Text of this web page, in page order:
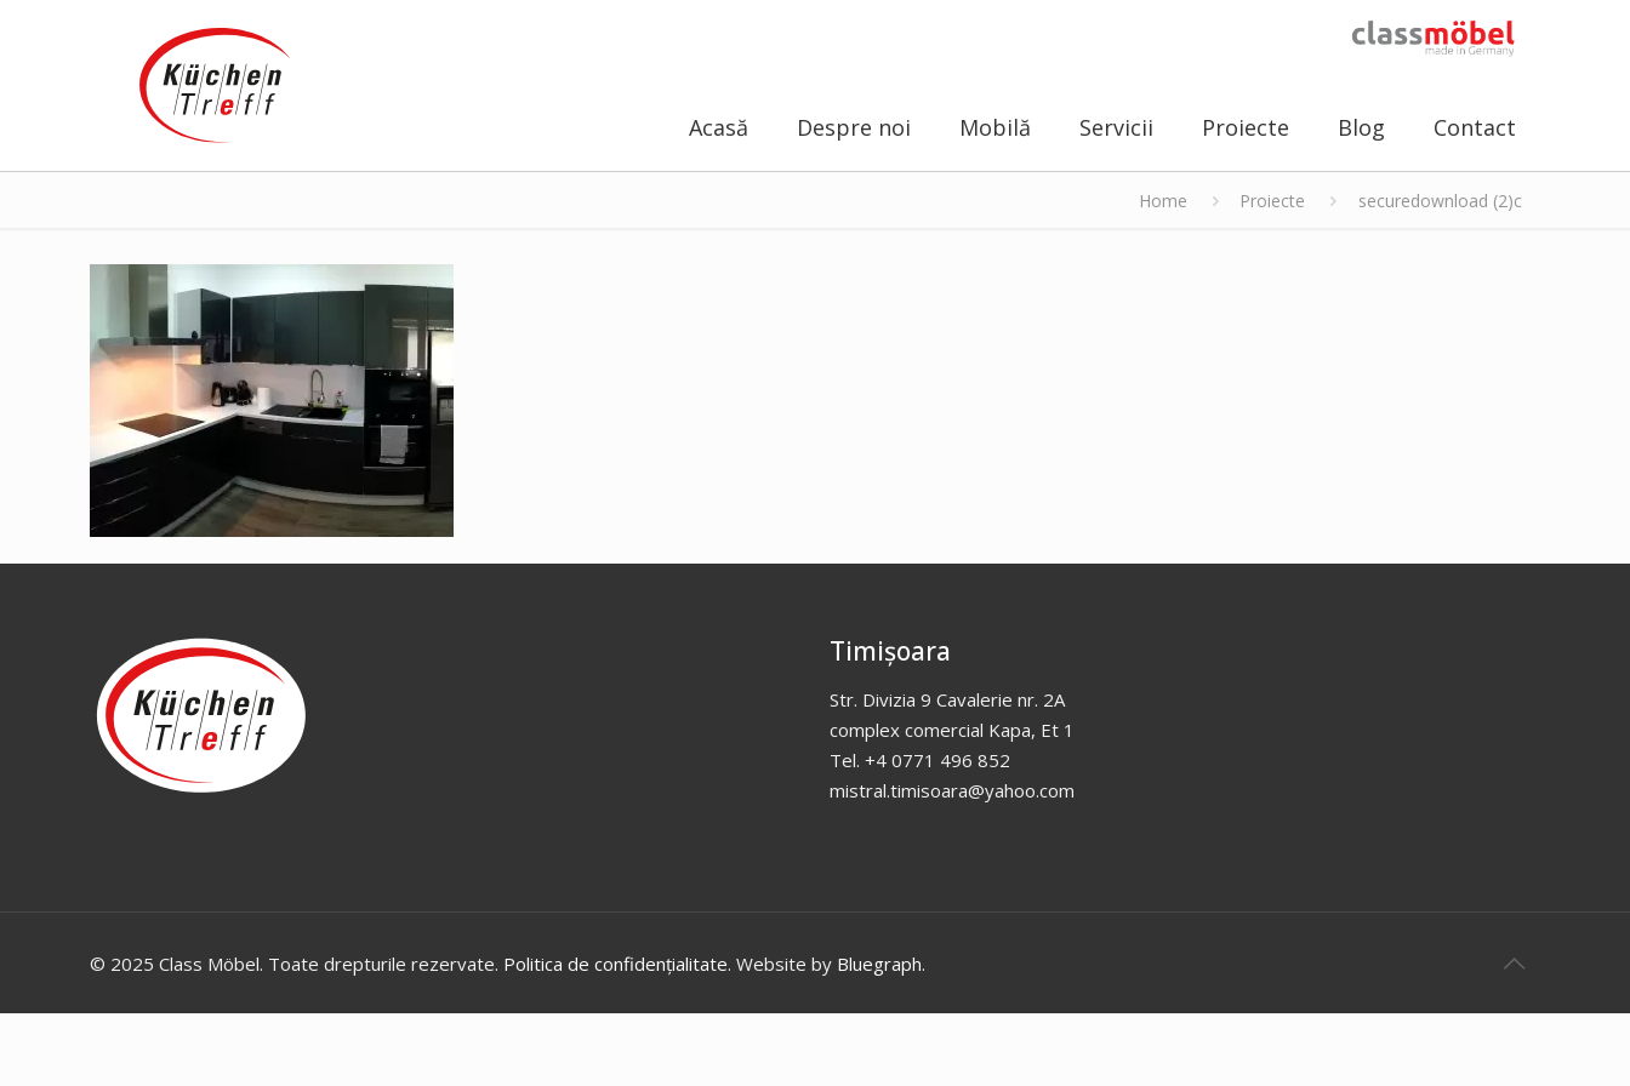
Acasă Despre noi Mobilă Servicii Proiecte Blog Contact
Home Proiecte securedownload (2)c
Timișoara
Str. Divizia 9 Cavalerie nr. 2A
complex comercial Kapa, Et 1
Tel. +4 0771 496 852
mistral.timisoara@yahoo.com
© 2025 Class Möbel. Toate drepturile rezervate. Politica de confidențialitate. Website by Bluegraph.